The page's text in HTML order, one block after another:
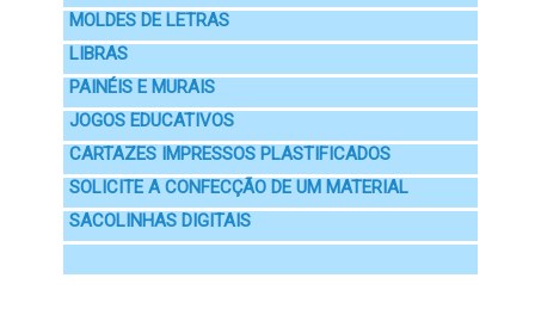
MOLDES DE LETRAS
LIBRAS
PAINÉIS E MURAIS
JOGOS EDUCATIVOS
CARTAZES IMPRESSOS PLASTIFICADOS
SOLICITE A CONFECÇÃO DE UM MATERIAL
SACOLINHAS DIGITAIS